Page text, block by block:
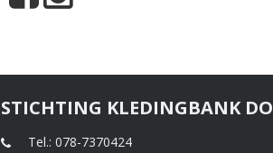
STICHTING KLEDINGBANK
Tel.: 078-7370424